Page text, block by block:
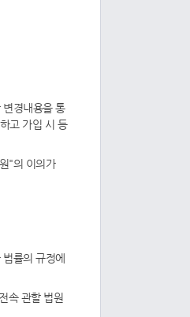
경내용을 통
고 가입 시 등
"의 이의가
률의 규정에
속 관할 법원